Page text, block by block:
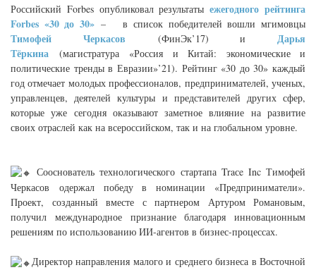
Российский Forbes опубликовал результатыежегодного рейтинга
Forbes «30 до 30» – в список победителей вошли мгимовцы
Тимофей Черкасов (ФинЭк’17) и Дарья
Тёркина
(магистратура «Россия и Китай: экономические и
политические тренды в Евразии»’21). Рейтинг «30 до 30» каждый
год отмечает молодых профессионалов, предпринимателей, ученых,
управленцев, деятелей культуры и представителей других сфер,
которые уже сегодня оказывают заметное влияние на развитие
своих отраслей как на всероссийском, так и на глобальном уровне.
Сооснователь технологического стартапа Traсe Inc Тимофей
Черкасов одержал победу в номинации «Предприниматели».
Проект, созданный вместе с партнером Артуром Романовым,
получил международное признание благодаря инновационным
решениям по использованию ИИ-агентов в бизнес-процессах.
Директор направления малого и среднего бизнеса в Восточной